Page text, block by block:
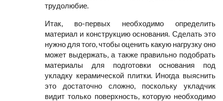
трудолюбие.
Итак, во-первых необходимо определить
материал и конструкцию основания. Сделать это
нужно для того, чтобы оценить какую нагрузку оно
может выдержать, а также правильно подобрать
материалы для подготовки основания под
укладку керамической плитки. Иногда выяснить
это достаточно сложно, поскольку укладчик
видит только поверхность, которую необходимо